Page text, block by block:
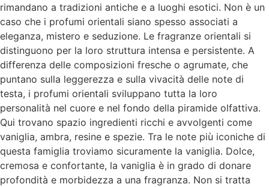
rimandano a tradizioni antiche e a luoghi esotici. Non è un
caso che i profumi orientali siano spesso associati a
eleganza, mistero e seduzione. Le fragranze orientali si
distinguono per la loro struttura intensa e persistente. A
differenza delle composizioni fresche o agrumate, che
puntano sulla leggerezza e sulla vivacità delle note di
testa, i profumi orientali sviluppano tutta la loro
personalità nel cuore e nel fondo della piramide olfattiva.
Qui trovano spazio ingredienti ricchi e avvolgenti come
vaniglia, ambra, resine e spezie. Tra le note più iconiche di
questa famiglia troviamo sicuramente la vaniglia. Dolce,
cremosa e confortante, la vaniglia è in grado di donare
profondità e morbidezza a una fragranza. Non si tratta